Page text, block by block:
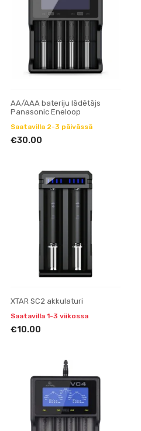
AA/AAA bateriju lādētājs
Panasonic Eneloop
Saatavilla 2-3 päivässä
€30.00
XTAR SC2 akkulaturi
Saatavilla 1-3 viikossa
€10.00